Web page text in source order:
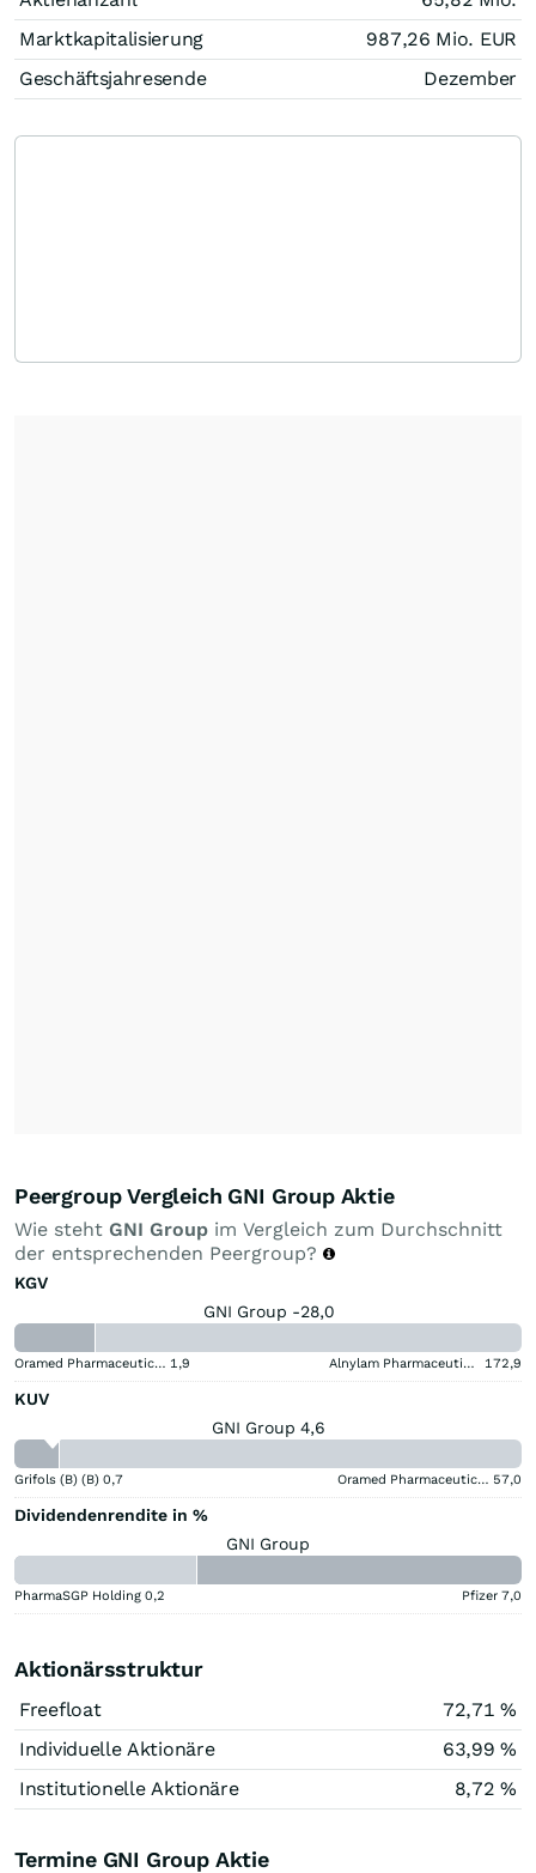
Marktkapitalisierung
987,26 Mio. EUR
Geschäftsjahresende
Dezember
Peergroup Vergleich GNI Group Aktie
Wie steht GNI Group im Vergleich zum Durchschnitt
der entsprechenden Peergroup?
KGV
GNI Group -28,0
Oramed Pharmaceuticals 1,9 Alnylam Pharmaceuticals 172,9
KUV
GNI Group 4,6
Grifols (B) (B) 0,7 Oramed Pharmaceuticals 57,0
Dividendenrendite in %
GNI Group
PharmaSGP Holding 0,2 Pfizer 7,0
Aktionärsstruktur
Freefloat
72,71 %
Individuelle Aktionäre
63,99 %
Institutionelle Aktionäre
8,72 %
Termine GNI Group Aktie